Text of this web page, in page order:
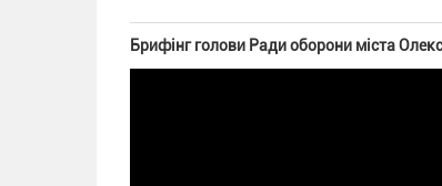
Брифінг голови Ради оборони міста